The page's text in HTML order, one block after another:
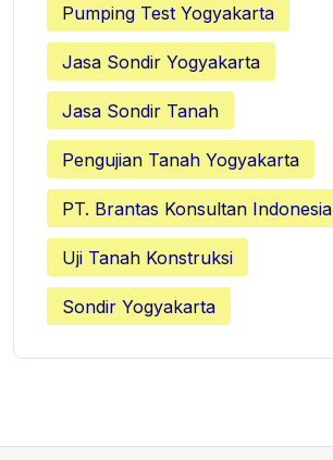
Pumping Test Yogyakarta
Jasa Sondir Yogyakarta
Jasa Sondir Tanah
Pengujian Tanah Yogyakarta
PT. Brantas Konsultan Indonesia
Uji Tanah Konstruksi
Sondir Yogyakarta